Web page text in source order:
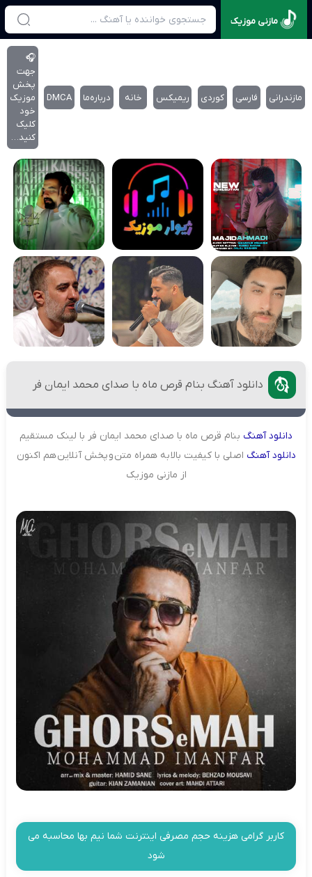
مازنی موزیک
مازندرانی فارسی کوردی ریمیکس خانه درباره‌‌ما DMCA
🎧
جهت
پخش
موزیک
خود
کلیک
کنید…
دانلود آهنگ بنام قرص ماه با صدای محمد ایمان فر
دانلودآهنگ بنام قرص ماه با صدای محمد ایمان فر با لینک مستقیم
دانلودآهنگ اصلی با کیفیت بالا به همراه متن و پخش آنلاین هم اکنون
از مازنی موزیک
کاربر گرامی هزینه حجم مصرفی اینترنت شما نیم بها محاسبه می
شود